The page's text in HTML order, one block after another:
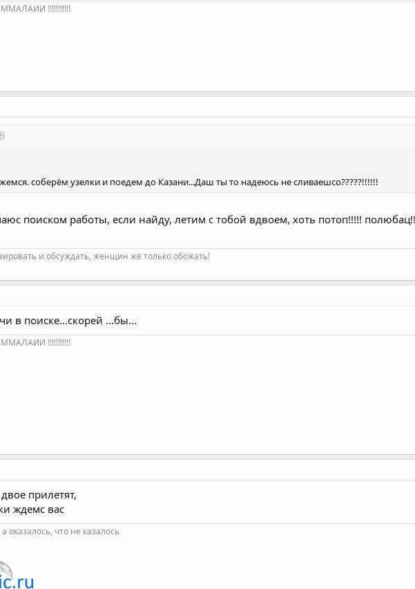
!!!!!!!!!!!
соберём узелки и поедем до Казани...Даш ты то надеюсь не сливаешсо?????!!!!!!
поиском работы, если найду, летим с тобой вдвоем, хоть потоп!!!!!
и обсуждать, женщин же только обожать!
в поиске...скорей ...бы...
!!!!!!!!!!!
прилетят,
ждемс вас
оказалось, что не казалось